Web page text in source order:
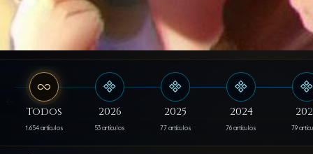
Todos
1.654 artículos
2026
53 artículos
2025
77 artículos
2024
76 artículos 79